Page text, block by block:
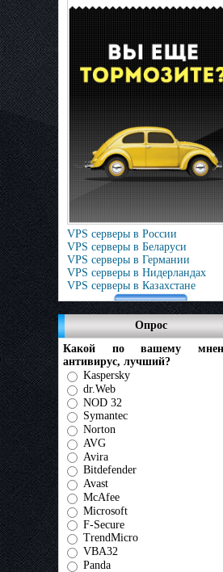
VPS серверы в России
VPS серверы в Беларуси
VPS серверы в Германии
VPS серверы в Нидерландах
VPS серверы в Казахстане
Опрос
Какой по вашему
антивирус, лучший?
Kaspersky
dr.Web
NOD 32
Symantec
Norton
AVG
Avira
Bitdefender
Avast
McAfee
Microsoft
F-Secure
TrendMicro
VBA32
Panda